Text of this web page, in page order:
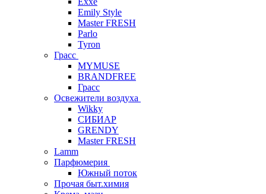
Emily Style
Master FRESH
Parlo
Tyron
Грасс
MYMUSE
BRANDFREE
Грасс
Освежители воздуха
Wikky
СИБИАР
GRENDY
Master FRESH
Lamm
Парфюмерия
Южный поток
Прочая быт.химия